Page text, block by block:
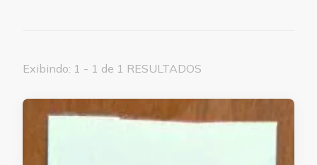
Exibindo: 1 - 1 de 1 RESULTADOS